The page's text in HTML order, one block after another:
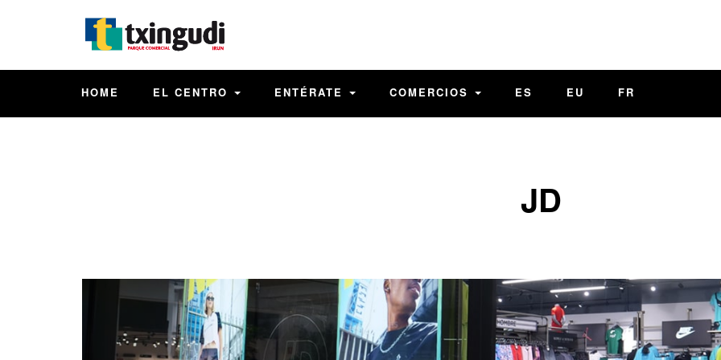
HOME EL CENTRO ENTÉRATE COMERCIOS ES EU FR
JD
Previous